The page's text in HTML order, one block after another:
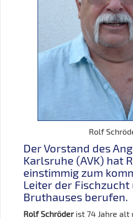
Rolf
Der Vorstand des
Karlsruhe (AVK) hat
einstimmig zum
Leiter der Fischzucht
Bruthauses berufen.
Rolf Schröderist 74 Jahre alt